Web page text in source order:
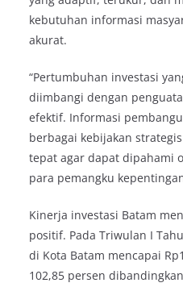
kebutuhan informasi
akurat.
“Pertumbuhan investasi
diimbangi dengan
efektif. Informasi
berbagai kebijakan
tepat agar dapat dipahami
para pemangku
Kinerja investasi Batam
positif. Pada Triwulan I
di Kota Batam mencapai
102,85 persen